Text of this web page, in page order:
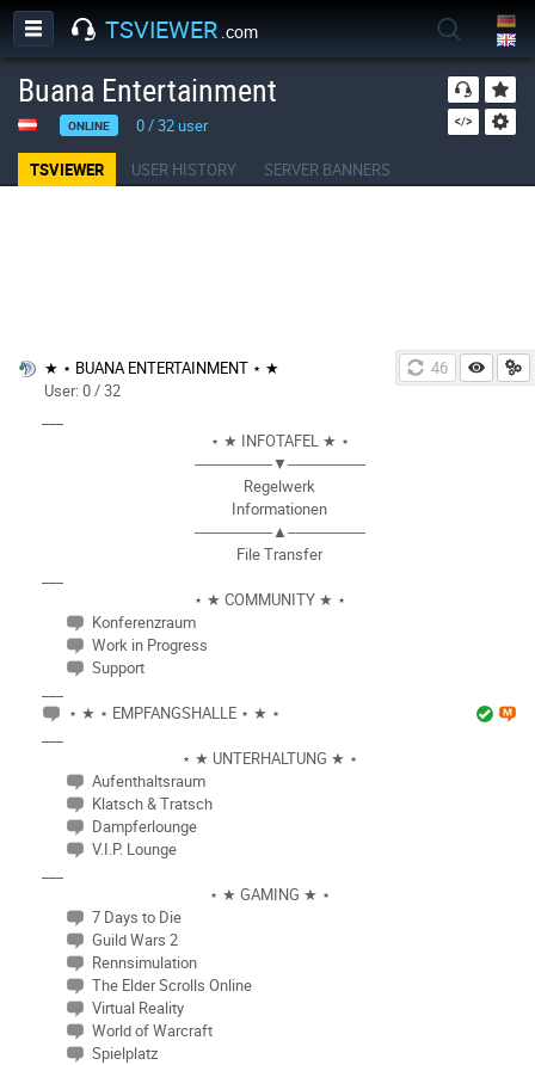
TSVIEWER .com
Buana Entertainment
ONLINE 0/32user
TSVIEWER USER HISTORY SERVER BANNERS
46
★ ⋆ BUANA ENTERTAINMENT ⋆ ★
User: 0 / 32
⋆ ★ INFOTAFEL ★ ⋆
―――――▼―――――
Regelwerk
Informationen
―――――▲―――――
File Transfer
⋆ ★ COMMUNITY ★ ⋆
Konferenzraum
Work in Progress
Support
⋆ ★ ⋆ EMPFANGSHALLE ⋆ ★ ⋆
⋆ ★ UNTERHALTUNG ★ ⋆
Aufenthaltsraum
Klatsch & Tratsch
Dampferlounge
V.I.P. Lounge
⋆ ★ GAMING ★ ⋆
7 Days to Die
Guild Wars 2
Rennsimulation
The Elder Scrolls Online
Virtual Reality
World of Warcraft
Spielplatz